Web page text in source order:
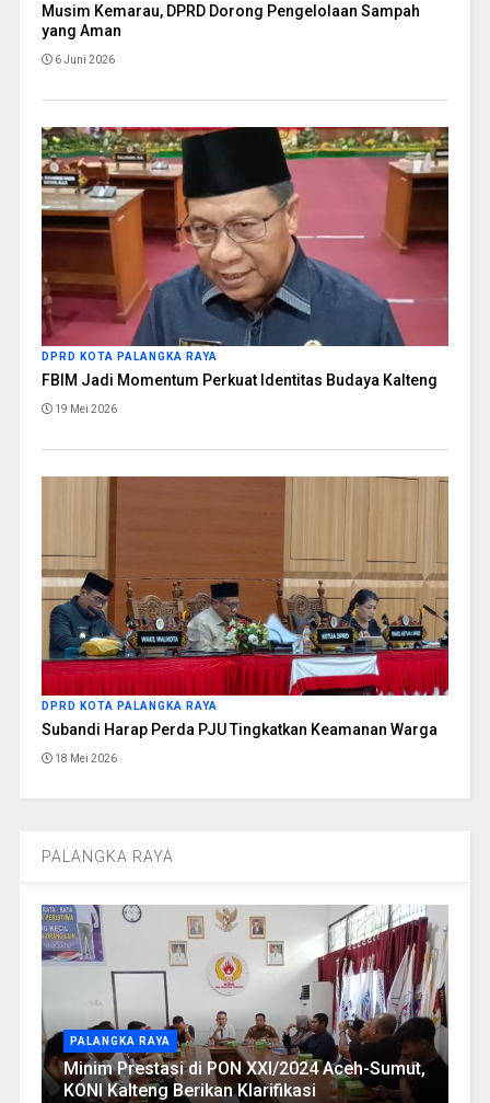
Musim Kemarau, DPRD Dorong Pengelolaan Sampah
yang Aman
6 Juni 2026
DPRD KOTA PALANGKA RAYA
FBIM Jadi Momentum Perkuat Identitas Budaya Kalteng
19 Mei 2026
DPRD KOTA PALANGKA RAYA
Subandi Harap Perda PJU Tingkatkan Keamanan Warga
18 Mei 2026
PALANGKA RAYA
PALANGKA RAYA
Minim Prestasi di PON XXI/2024 Aceh-Sumut,
KONI Kalteng Berikan Klarifikasi